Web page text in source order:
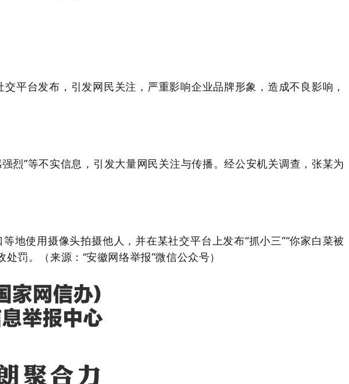
平台发布，引发网民关注，严重影响企业品牌形象，造成不良影响，
烈”等不实信息，引发大量网民关注与传播。经公安机关调查，张某为
使用摄像头拍摄他人，并在某社交平台上发布“抓小三”“你家白菜被
罚。（来源：“安徽网络举报”微信公众号）